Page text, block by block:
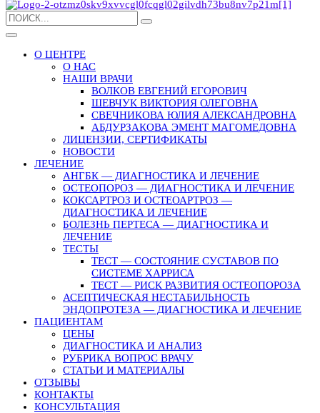
О ЦЕНТРЕ
О НАС
НАШИ ВРАЧИ
ВОЛКОВ ЕВГЕНИЙ ЕГОРОВИЧ
ШЕВЧУК ВИКТОРИЯ ОЛЕГОВНА
СВЕЧНИКОВА ЮЛИЯ АЛЕКСАНДРОВНА
АБДУРЗАКОВА ЭМЕНТ МАГОМЕДОВНА
ЛИЦЕНЗИИ, СЕРТИФИКАТЫ
НОВОСТИ
ЛЕЧЕНИЕ
АНГБК — ДИАГНОСТИКА И ЛЕЧЕНИЕ
ОСТЕОПОРОЗ — ДИАГНОСТИКА И ЛЕЧЕНИЕ
КОКСАРТРОЗ И ОСТЕОАРТРОЗ —
ДИАГНОСТИКА И ЛЕЧЕНИЕ
БОЛЕЗНЬ ПЕРТЕСА — ДИАГНОСТИКА И
ЛЕЧЕНИЕ
ТЕСТЫ
ТЕСТ — СОСТОЯНИЕ СУСТАВОВ ПО
СИСТЕМЕ ХАРРИСА
ТЕСТ — РИСК РАЗВИТИЯ ОСТЕОПОРОЗА
АСЕПТИЧЕСКАЯ НЕСТАБИЛЬНОСТЬ
ЭНДОПРОТЕЗА — ДИАГНОСТИКА И ЛЕЧЕНИЕ
ПАЦИЕНТАМ
ЦЕНЫ
ДИАГНОСТИКА И АНАЛИЗ
РУБРИКА ВОПРОС ВРАЧУ
СТАТЬИ И МАТЕРИАЛЫ
ОТЗЫВЫ
КОНТАКТЫ
КОНСУЛЬТАЦИЯ